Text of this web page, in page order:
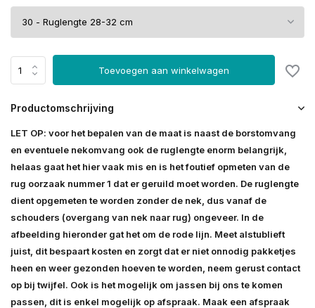
Toevoegen aan winkelwagen
Productomschrijving
LET OP: voor het bepalen van de maat is naast de borstomvang
en eventuele nekomvang ook de ruglengte enorm belangrijk,
helaas gaat het hier vaak mis en is het foutief opmeten van de
rug oorzaak nummer 1 dat er geruild moet worden. De ruglengte
dient opgemeten te worden zonder de nek, dus vanaf de
schouders (overgang van nek naar rug) ongeveer. In de
afbeelding hieronder gat het om de rode lijn. Meet alstublieft
juist, dit bespaart kosten en zorgt dat er niet onnodig pakketjes
heen en weer gezonden hoeven te worden, neem gerust contact
op bij twijfel. Ook is het mogelijk om jassen bij ons te komen
passen, dit is enkel mogelijk op afspraak. Maak een afspraak